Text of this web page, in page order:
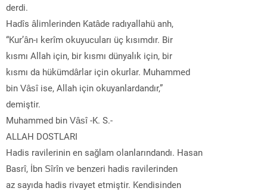
derdi.
Hadîs âlimlerinden Katâde radıyallahü anh,
“Kur’ân-ı kerîm okuyucuları üç kısımdır. Bir
kısmı Allah için, bir kısmı dünyalık için, bir
kısmı da hükümdârlar için okurlar. Muhammed
bin Vâsî ise, Allah için okuyanlardandır,”
demiştir.
Muhammed bin Vâsî -K. S.-
ALLAH DOSTLARI
Hadis ravilerinin en sağlam olanlarındandı. Hasan
Basrî, İbn Sîrîn ve benzeri hadis ravilerinden
az sayıda hadis rivayet etmiştir. Kendisinden